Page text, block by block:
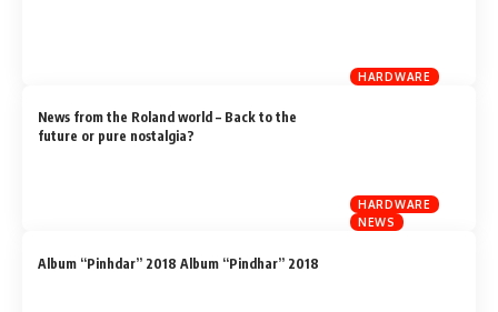
HARDWARE
HARDWARE
NEWS
News from the Roland world – Back to the
future or pure nostalgia?
Album “Pinhdar” 2018 Album “Pindhar” 2018